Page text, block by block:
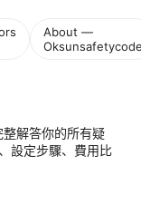
About —
解答你的所有疑
設定步驟、費用比